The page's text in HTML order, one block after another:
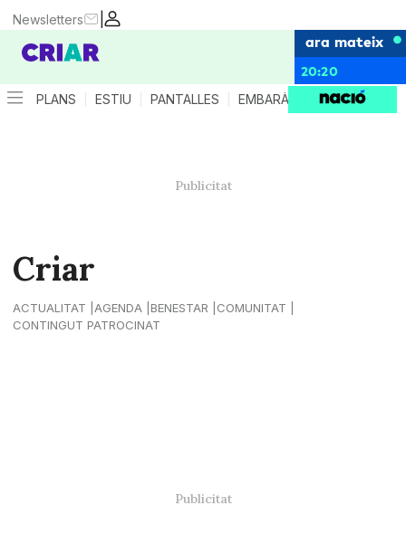
|
Newsletters
ara mateix
20:20
PLANS ESTIU PANTALLES EMBARÀS CRIANÇA
Criar
ACTUALITAT AGENDA BENESTAR
COMUNITAT
CONTINGUT PATROCINAT